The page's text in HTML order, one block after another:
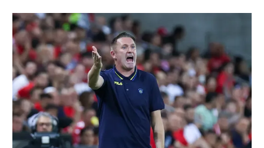
הצטרפות לחבילת הערוצים
לוח דרושים – ג'ובנט
תגיות
המגזין